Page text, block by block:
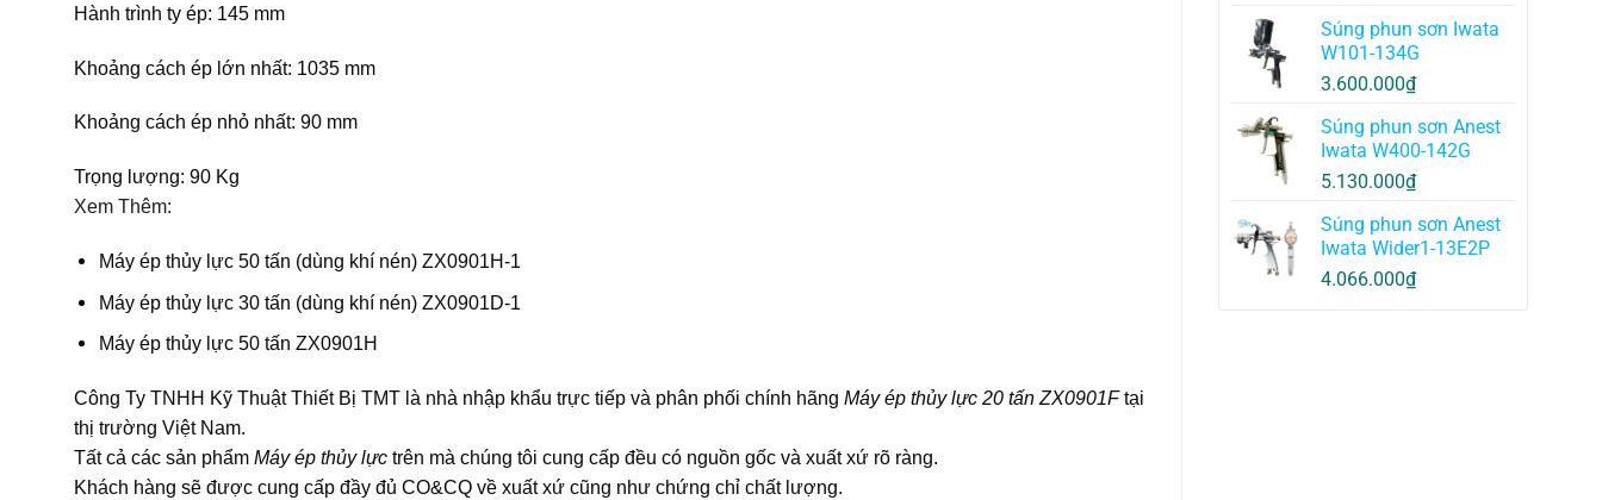
Súng phun sơn Iwata
W101-134G
3.600.000₫
Súng phun sơn Anest
Iwata W400-142G
5.130.000₫
Súng phun sơn Anest
Iwata Wider1-13E2P
4.066.000₫
Hành trình ty ép: 145 mm
Khoảng cách ép lớn nhất: 1035 mm
Khoảng cách ép nhỏ nhất: 90 mm
Trọng lượng: 90 Kg
Xem Thêm:
Máy ép thủy lực 50 tấn (dùng khí nén) ZX0901H-1
Máy ép thủy lực 30 tấn (dùng khí nén) ZX0901D-1
Máy ép thủy lực 50 tấn ZX0901H
Công Ty TNHH Kỹ Thuật Thiết Bị TMT là nhà nhập khẩu trực tiếp và phân phối chính hãng Máy ép thủy lực 20 tấn ZX0901Ftại
thị trường Việt Nam.
Tất cả các sản phẩm Máy ép thủy lực trên mà chúng tôi cung cấp đều có nguồn gốc và xuất xứ rõ ràng.
Khách hàng sẽ được cung cấp đầy đủ CO&CQ về xuất xứ cũng như chứng chỉ chất lượng.